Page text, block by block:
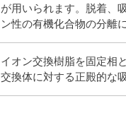
が用いられます。脱着、
ン性の有機化合物の分離
イオン交換樹脂を固定相
交換体に対する正殿的な